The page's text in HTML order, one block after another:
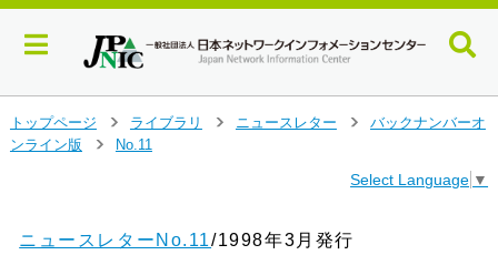
イ
トップページ
>
ライブラリ
ニュースレター
バックナンバーオ
ンライン版
No.11
Select Language ▼
ニュースレターNo.11/1998年3月発行